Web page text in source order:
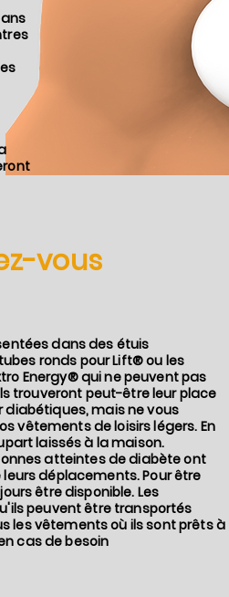
vous
dans des étuis
ronds pour Lift® ou les
Energy® qui ne peuvent pas
trouveront peut-être leur place
mais ne vous
vêtements de loisirs légers. En
laissés à la maison.
atteintes de diabète ont
déplacements. Pour être
être disponible. Les
peuvent être transportés
les vêtements où ils sont prêts à
cas de besoin